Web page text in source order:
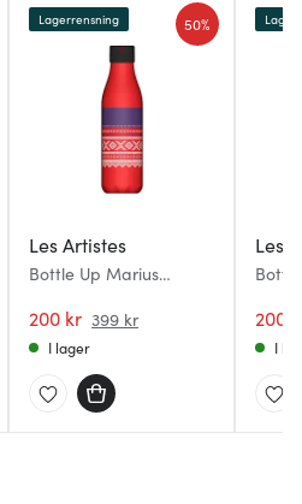
Les Artistes
Bottle Up Marius
Röd/Blå/Vit
200 kr 399 kr
50%
Lagerrensning
I lager
Les
Grå/
200
I